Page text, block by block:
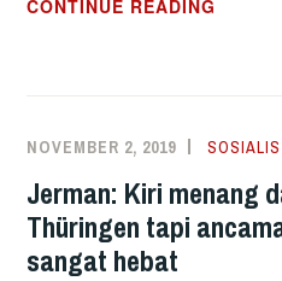
CONTINUE READING
NOVEMBER 2, 2019
Jerman: Kiri menang
Thüringen tapi
sangat hebat